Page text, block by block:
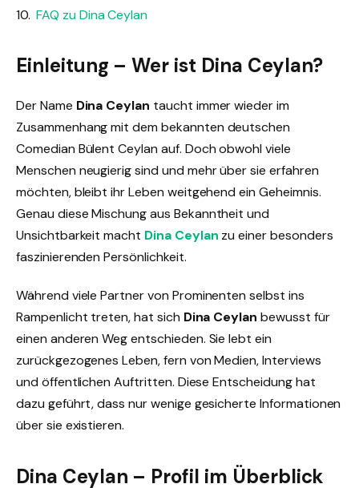
FAQ zu Dina Ceylan
Einleitung – Wer ist Dina Ceylan?
Der Name Dina Ceylan taucht immer wieder im
Zusammenhang mit dem bekannten deutschen
Comedian Bülent Ceylan auf. Doch obwohl viele
Menschen neugierig sind und mehr über sie erfahren
möchten, bleibt ihr Leben weitgehend ein Geheimnis.
Genau diese Mischung aus Bekanntheit und
Unsichtbarkeit macht Dina Ceylan zu einer besonders
faszinierenden Persönlichkeit.
Während viele Partner von Prominenten selbst ins
Rampenlicht treten, hat sich Dina Ceylan bewusst für
einen anderen Weg entschieden. Sie lebt ein
zurückgezogenes Leben, fern von Medien, Interviews
und öffentlichen Auftritten. Diese Entscheidung hat
dazu geführt, dass nur wenige gesicherte Informationen
über sie existieren.
Dina Ceylan – Profil im Überblick